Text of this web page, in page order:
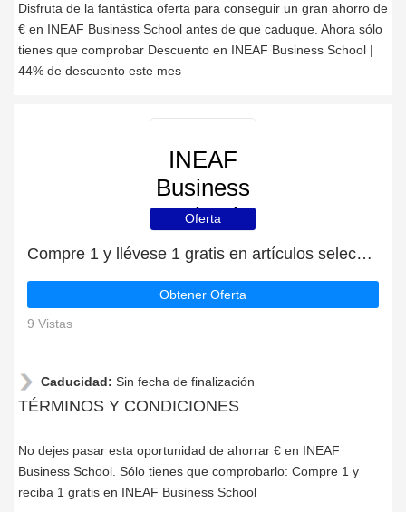
Disfruta de la fantástica oferta para conseguir un gran ahorro de
€ en INEAF Business School antes de que caduque. Ahora sólo
tienes que comprobar Descuento en INEAF Business School |
44% de descuento este mes
INEAF
Business
School
Oferta
Compre 1 y llévese 1 gratis en artículos seleccionados | caduca pronto
Obtener Oferta
9 Vistas
Caducidad: Sin fecha de finalización
TÉRMINOS Y CONDICIONES
No dejes pasar esta oportunidad de ahorrar € en INEAF
Business School. Sólo tienes que comprobarlo: Compre 1 y
reciba 1 gratis en INEAF Business School